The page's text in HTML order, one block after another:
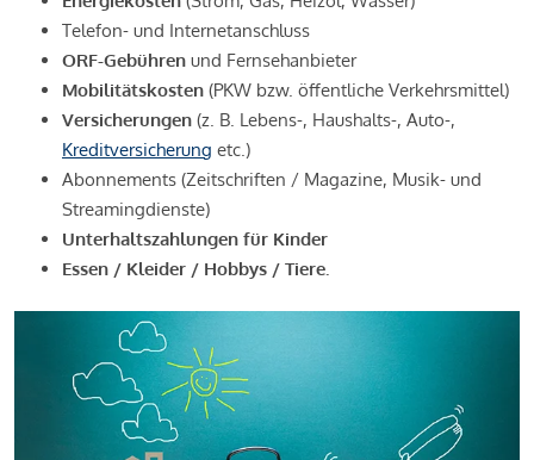
Telefon- und Internetanschluss
ORF-Gebühren und Fernsehanbieter
Mobilitätskosten (PKW bzw. öffentliche Verkehrsmittel)
Versicherungen (z. B. Lebens-, Haushalts-, Auto-,
Kreditversicherung etc.)
Abonnements (Zeitschriften / Magazine, Musik- und
Streamingdienste)
Unterhaltszahlungen für Kinder
Essen / Kleider / Hobbys / Tiere.